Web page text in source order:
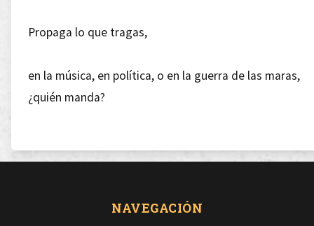
Propaga lo que tragas,
en la música, en política, o en la guerra de las maras,
¿quién manda?
NAVEGACIÓN